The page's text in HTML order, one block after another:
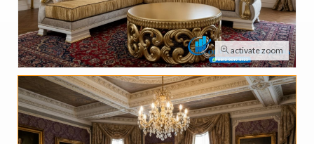
activate zoom